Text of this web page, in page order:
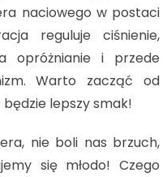
naciowego w postaci
reguluje ciśnienie,
opróżnianie i przede
Warto zacząć od
lepszy smak!
nie boli nas brzuch,
się młodo! Czego